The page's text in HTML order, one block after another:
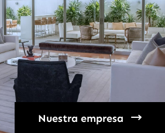
Nuestra empresa